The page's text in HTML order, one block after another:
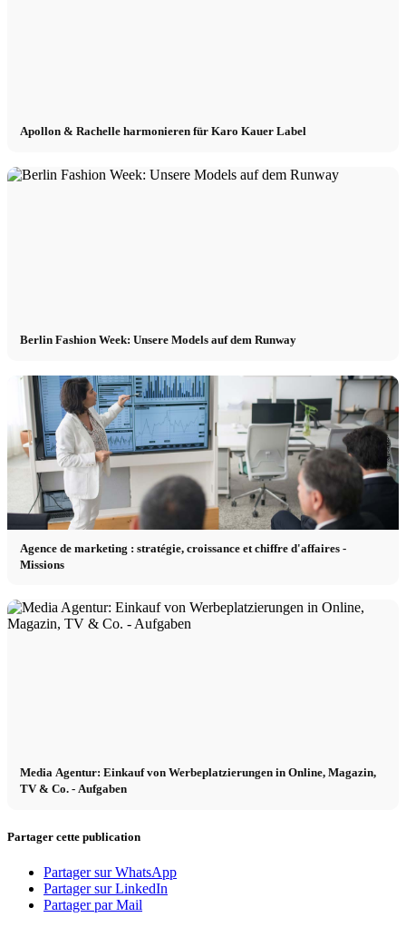
Apollon & Rachelle harmonieren für Karo Kauer Label
Berlin Fashion Week: Unsere Models auf dem Runway
Agence de marketing : stratégie, croissance et chiffre d'affaires -
Missions
Media Agentur: Einkauf von Werbeplatzierungen in Online, Magazin,
TV & Co. - Aufgaben
Partager cette publication
Partager sur WhatsApp
Partager sur LinkedIn
Partager par Mail